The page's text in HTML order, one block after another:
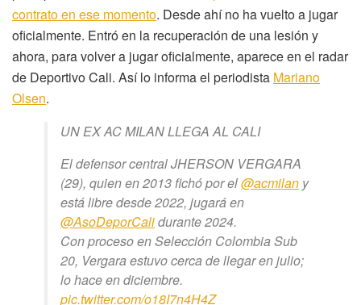
contrato en ese momento. Desde ahí no ha vuelto a jugar
oficialmente. Entró en la recuperación de una lesión y
ahora, para volver a jugar oficialmente, aparece en el radar
de Deportivo Cali. Así lo informa el periodista Mariano
Olsen.
UN EX AC MILAN LLEGA AL CALI
El defensor central JHERSON VERGARA
(29), quien en 2013 fichó por el@acmilan y
está libre desde 2022, jugará en
@AsoDeporCalidurante 2024.
Con proceso en Selección Colombia Sub
20, Vergara estuvo cerca de llegar en julio;
lo hace en diciembre.
pic.twitter.com/o18I7n4H4Z